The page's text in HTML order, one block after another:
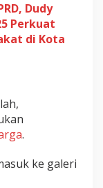
Dudy
Perkuat
di Kota
.
ke galeri